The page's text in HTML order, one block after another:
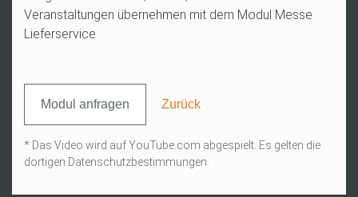
Veranstaltungen übernehmen mit dem Modul Messe
Lieferservice
Modul anfragen Zurück
* Das Video wird auf YouTube.com abgespielt. Es gelten die
dortigen Datenschutzbestimmungen.